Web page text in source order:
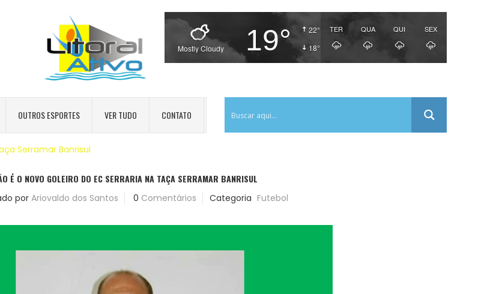
22°
18°
Mostly Cloudy 19° TER QUA QUI SEX
OUTROS ESPORTES VER TUDO CONTATO
Serramar Banrisul
É O NOVO GOLEIRO DO EC SERRARIA NA TAÇA SERRAMAR BANRISUL
porAriovaldo dos Santos 0 Comentários Categoria Futebol